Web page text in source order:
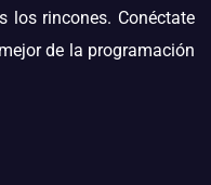
los rincones. Conéctate
de la programación